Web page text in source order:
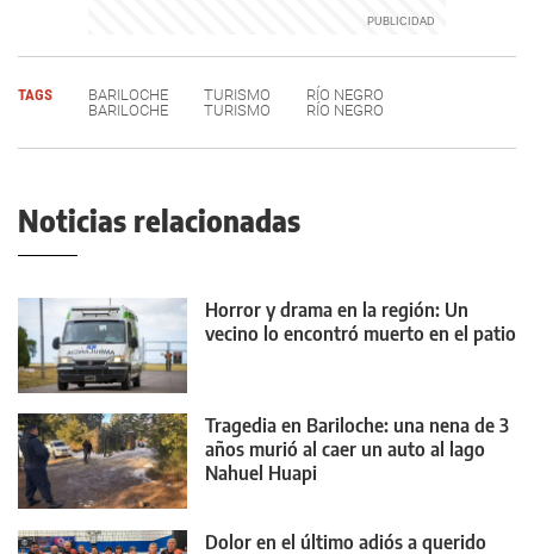
TAGS BARILOCHE TURISMO
RÍO NEGRO
BARILOCHE
TURISMO RÍO NEGRO
Noticias relacionadas
Horror y drama en la región: Un
vecino lo encontró muerto en el patio
Tragedia en Bariloche: una nena de 3
años murió al caer un auto al lago
Nahuel Huapi
Dolor en el último adiós a querido